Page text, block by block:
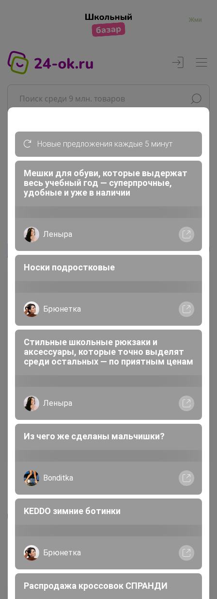
Жми
Главная
АМЕТИСТ_С
СП197 Сказочно красивый декор...
АМЕТИСТ_С
Мягкая игрушка Олененок Гарольд в
красном комбинезоне 30 см, Barbara
Bukowski (Bukowski)
1 453,5р Орг.
Новые предложения каждые 5 минут
Мешки для обуви, которые выдержат
весь учебный год — суперпрочные,
удобные и уже в наличии
Леныра
Носки подростковые
Брюнетка
Стильные школьные рюкзаки и
аксессуары, которые точно выделят
среди остальных — по приятным ценам
Леныра
Из чего же сделаны мальчишки?
Bonditka
KEDDO зимние ботинки
Брюнетка
Распродажа кроссовок СПРАНДИ